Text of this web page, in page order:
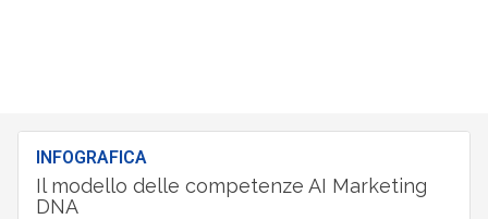
INFOGRAFICA
Il modello delle competenze AI Marketing
DNA